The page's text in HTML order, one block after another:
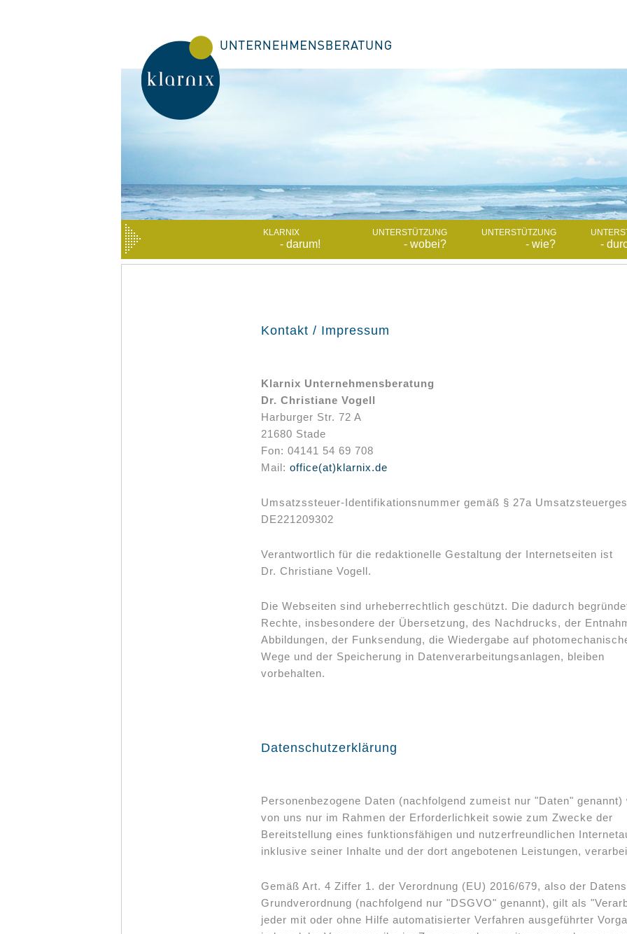
KLARNIX
- darum!
UNTERSTÜTZUNG
- wobei?
UNTERSTÜTZUNG
- wie? -
Kontakt / Impressum
Klarnix Unternehmensberatung
Dr. Christiane Vogell
Harburger Str. 72 A
21680 Stade
Fon: 04141 54 69 708
Mail: office(at)klarnix.de
Umsatzssteuer-Identifikationsnummer gemäß § 27a
DE221209302
Verantwortlich für die redaktionelle Gestaltung der Internetseiten ist
Dr. Christiane Vogell.
Die Webseiten sind urheberrechtlich geschützt. Die dadurch
Rechte, insbesondere der Übersetzung, des Nachdrucks, der
Abbildungen, der Funksendung, die Wiedergabe auf
Wege und der Speicherung in Datenverarbeitungsanlagen, bleiben
vorbehalten.
Datenschutzerklärung
Personenbezogene Daten (nachfolgend zumeist nur "Daten" genannt)
von uns nur im Rahmen der Erforderlichkeit sowie zum Zwecke der
Bereitstellung eines funktionsfähigen und nutzerfreundlichen
inklusive seiner Inhalte und der dort angebotenen Leistungen,
Gemäß Art. 4 Ziffer 1. der Verordnung (EU) 2016/679, also der
Grundverordnung (nachfolgend nur "DSGVO" genannt), gilt als
jeder mit oder ohne Hilfe automatisierter Verfahren ausgeführter